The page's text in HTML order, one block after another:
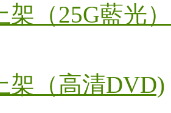
（25G藍光）
架（高清DVD)